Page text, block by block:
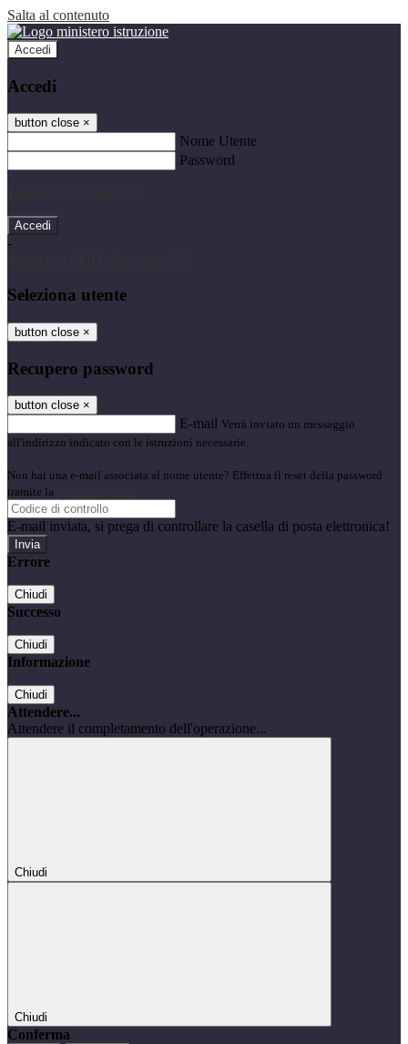
Salta al contenuto
Accedi
Accedi
button close ×
Nome Utente
Password
-
Seleziona utente
button close ×
Recupero password
button close ×
E-mail Verrà inviato un messaggio
all'indirizzo indicato con le istruzioni necessarie.
Non hai una e-mail associata al nome utente? Effettua il reset della password
tramite la
E-mail inviata, si prega di controllare la casella di posta elettronica!
Errore
Chiudi
Successo
Chiudi
Informazione
Chiudi
Attendere...
Attendere il completamento dell'operazione...
Chiudi
Chiudi
Conferma